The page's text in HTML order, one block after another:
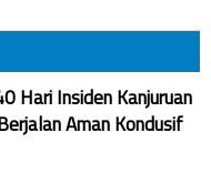
Hari Insiden Kanjuruan
Aman Kondusif